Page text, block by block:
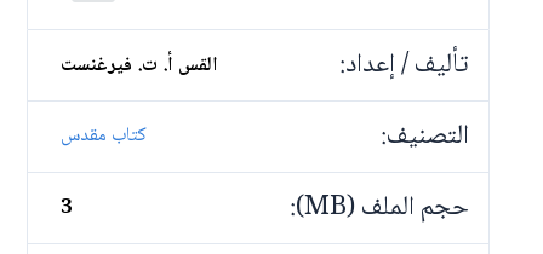
تأليف / إعداد:
القس أ. ت. فيرغنست
التصنيف: كتاب مقدس
حجم الملف (MB): 3